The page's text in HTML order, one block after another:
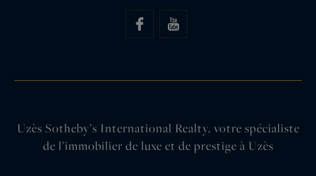
Uzès Sotheby’s International Realty, votre spécialiste
de l’immobilier de luxe et de prestige à Uzès